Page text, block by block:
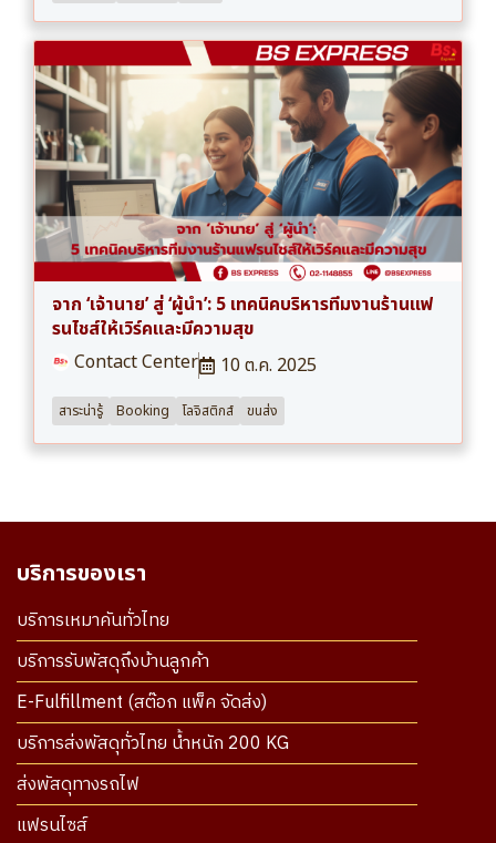
จาก ‘เจ้านาย’ สู่ ‘ผู้นำ’: 5 เทคนิคบริหารทีมงานร้านแฟ
รนไชส์ให้เวิร์คและมีความสุข
Contact Center
10 ต.ค. 2025
สาระน่ารู้ Booking โลจิสติกส์ ขนส่ง
บริการของเรา
บริการเหมาคันทั่วไทย
บริการรับพัสดุถึงบ้านลูกค้า
E-Fulfillment (สต๊อก แพ็ค จัดส่ง)
บริการส่งพัสดุทั่วไทย น้ำหนัก 200 KG
ส่งพัสดุทางรถไฟ
แฟรนไซส์